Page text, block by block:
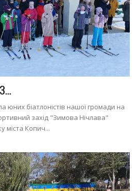
юних біатлоністів нашої громади на
захід "Зимова Нічлава"
міста Копич...